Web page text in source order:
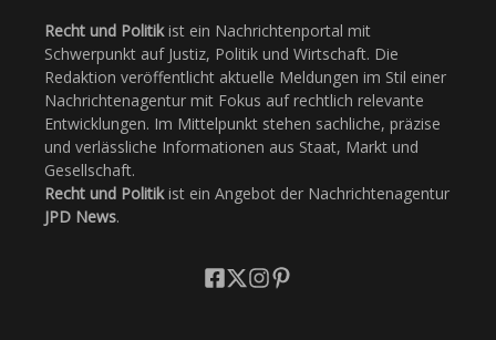
Recht und Politikist ein Nachrichtenportal mit
Schwerpunkt auf Justiz, Politik und Wirtschaft. Die
Redaktion veröffentlicht aktuelle Meldungen im Stil einer
Nachrichtenagentur mit Fokus auf rechtlich relevante
Entwicklungen. Im Mittelpunkt stehen sachliche, präzise
und verlässliche Informationen aus Staat, Markt und
Gesellschaft.
Recht und Politikist ein Angebot der Nachrichtenagentur
JPD News.